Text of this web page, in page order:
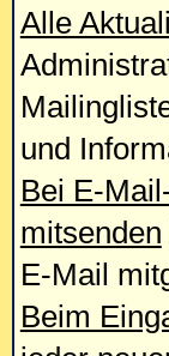
Alle
und
Bei E-
mitsenden
E-Mail
Beim